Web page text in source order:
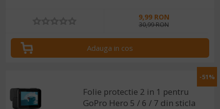
9,99 RON
30,99 RON
Adauga in cos
-51%
Folie protectie 2 in 1 pentru
GoPro Hero 5 / 6 / 7 din sticla